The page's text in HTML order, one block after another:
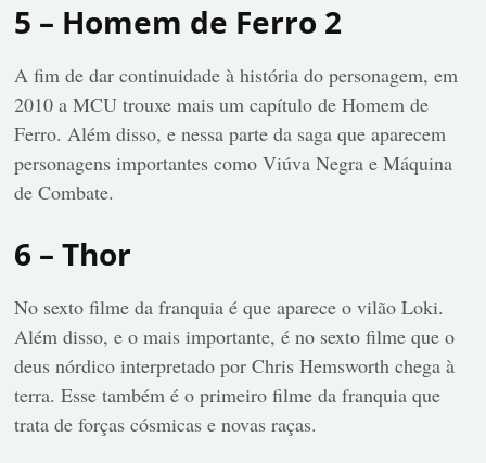
5 – Homem de Ferro 2
A fim de dar continuidade à história do personagem, em
2010 a MCU trouxe mais um capítulo de Homem de
Ferro. Além disso, e nessa parte da saga que aparecem
personagens importantes como Viúva Negra e Máquina
de Combate.
6 – Thor
No sexto filme da franquia é que aparece o vilão Loki.
Além disso, e o mais importante, é no sexto filme que o
deus nórdico interpretado por Chris Hemsworth chega à
terra. Esse também é o primeiro filme da franquia que
trata de forças cósmicas e novas raças.